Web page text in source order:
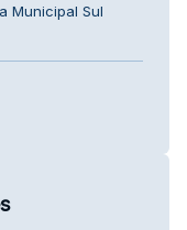
Municipal Sul